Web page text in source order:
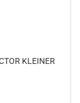
KLEINER